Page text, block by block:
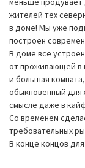
жителей тех
в доме! Мы уже
построен
В доме все
от проживающей в
и большая
обыкновенный для
смысле даже в
Со временем
требовательных
В конце концов